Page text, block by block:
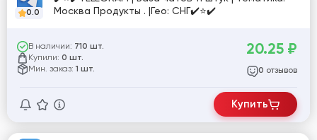
0.0
Москва Продукты . |Гео: СНГ✔️⭐✔️
В наличии: 710 шт.
Купили: 0 шт.
Мин. заказ: 1 шт.
20.25 ₽
0 отзывов
Купить